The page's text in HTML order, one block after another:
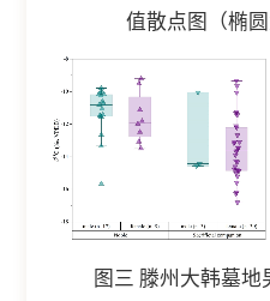
值散点图（椭圆
图三 滕州大韩墓地